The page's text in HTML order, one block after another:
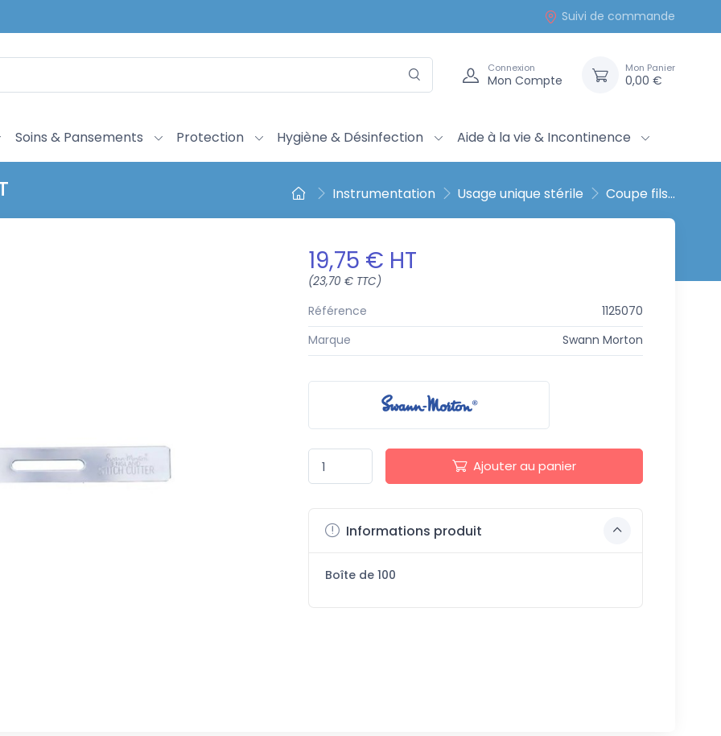
Suivi de commande
Connexion
Mon Compte
Mon Panier
0,00 €
Soins & Pansements Protection Hygiène & Désinfection Aide à la vie & Incontinence
Instrumentation Usage unique stérile Coupe fils...
19,75 € HT
(23,70 € TTC)
Référence
1125070
Marque
Swann Morton
Ajouter au panier
Informations produit
Boîte de 100